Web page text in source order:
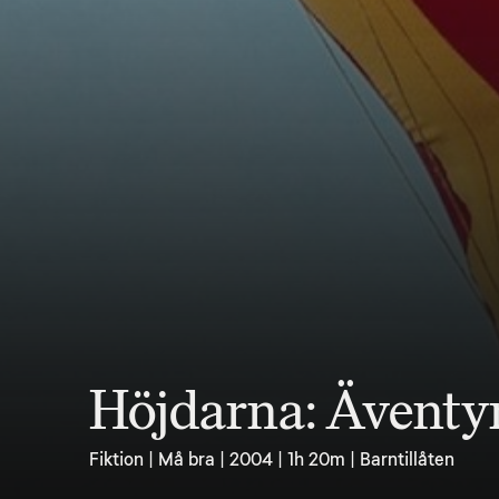
Höjdarna:
Fiktion | Må bra | 2004 | 1h 20m | Barntillåten